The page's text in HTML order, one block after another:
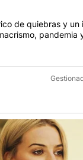
con el título
de quiebras y
pandemia